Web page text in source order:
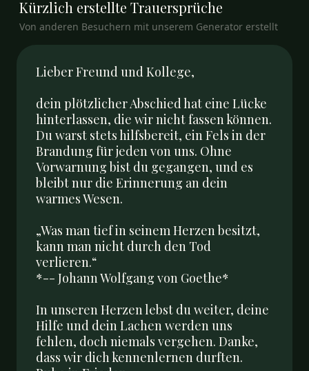
Kürzlich erstellte Trauersprüche
Von anderen Besuchern mit unserem Generator erstellt
Lieber Freund und Kollege,
dein plötzlicher Abschied hat eine Lücke
hinterlassen, die wir nicht fassen können.
Du warst stets hilfsbereit, ein Fels in der
Brandung für jeden von uns. Ohne
Vorwarnung bist du gegangen, und es
bleibt nur die Erinnerung an dein
warmes Wesen.
„Was man tief in seinem Herzen besitzt,
kann man nicht durch den Tod
verlieren.“
*-- Johann Wolfgang von Goethe*
In unseren Herzen lebst du weiter, deine
Hilfe und dein Lachen werden uns
fehlen, doch niemals vergehen. Danke,
dass wir dich kennenlernen durften.